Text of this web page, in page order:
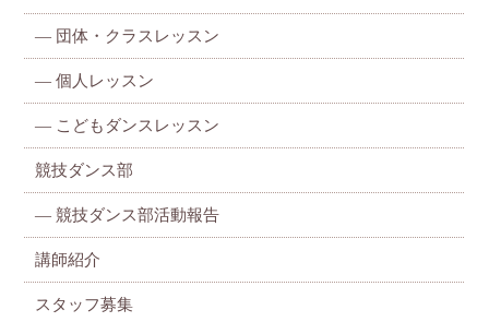
— 団体・クラスレッスン
—個人レッスン
— こどもダンスレッスン
競技ダンス部
— 競技ダンス部活動報告
講師紹介
スタッフ募集